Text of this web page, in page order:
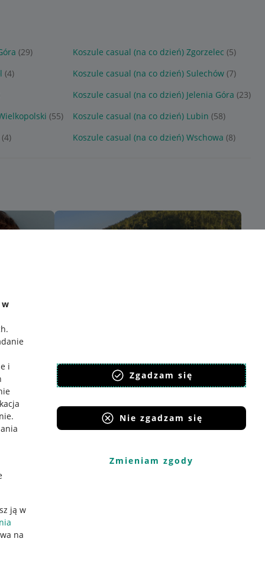
w
.
i
.
ją w
na
Zgadzam się
Nie zgadzam się
Zmieniam zgody
(29) Koszule casual (na co dzień) Zgorzelec (5)
(4) Koszule casual (na co dzień) Sulechów (7)
Koszule casual (na co dzień) Jelenia Góra (23)
(55) Koszule casual (na co dzień) Lubin (58)
(4) Koszule casual (na co dzień) Wschowa (8)